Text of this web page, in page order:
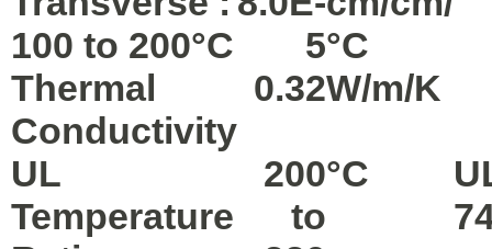
100 to 200°C
5°C
Thermal
Conductivity
0.32W/m/K
UL
Temperature
200
to
°C